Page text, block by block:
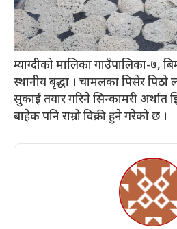
म्याग्दीको मालिका गाउँपालिका-७,
स्थानीय बृद्धा । चामलका पिसेर पिठो
सुकाई तयार गरिने सिन्कामरी अर्थात
बाहेक पनि राम्रो विक्री हुने गरेको छ ।